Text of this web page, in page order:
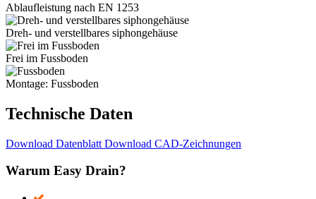
Ablaufleistung nach EN 1253
Dreh- und verstellbares siphongehäuse
Frei im Fussboden
Montage: Fussboden
Technische Daten
Download Datenblatt Download CAD-Zeichnungen
Warum Easy Drain?